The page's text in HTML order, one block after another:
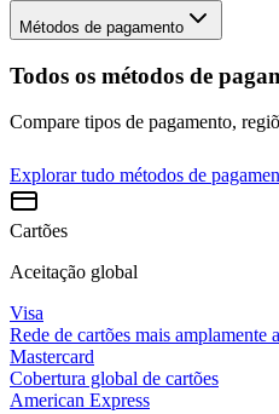
Métodos de pagamento
Todos os métodos de
Compare tipos de pagamento,
Explorar tudo métodos de
Cartões
Aceitação global
Visa
Rede de cartões mais amplamente
Mastercard
Cobertura global de cartões
American Express